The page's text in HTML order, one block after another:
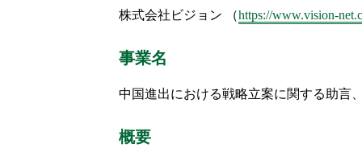
株式会社ビジョン （https://www.vision-
事業名
中国進出における戦略立案に関する助言
概要